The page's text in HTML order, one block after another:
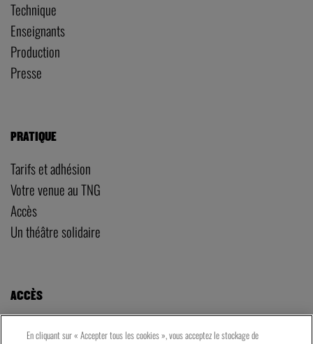
Technique
Enseignants
Production
Presse
PRATIQUE
Tarifs et adhésion
Votre venue au TNG
Accès
Un théâtre solidaire
ACCÈS
LE TNG – VAISE
En cliquant sur « Accepter tous les cookies », vous acceptez le stockage de